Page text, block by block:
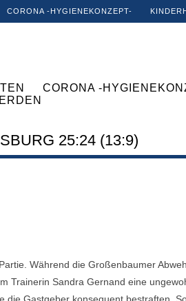
CORONA -HYGIENEKONZEPT-
CORONA -
25:24 (13:9)
Während die Großenbaumer
Trainerin Sandra Gernand eine
die Gastgeber konsequent bestraften.